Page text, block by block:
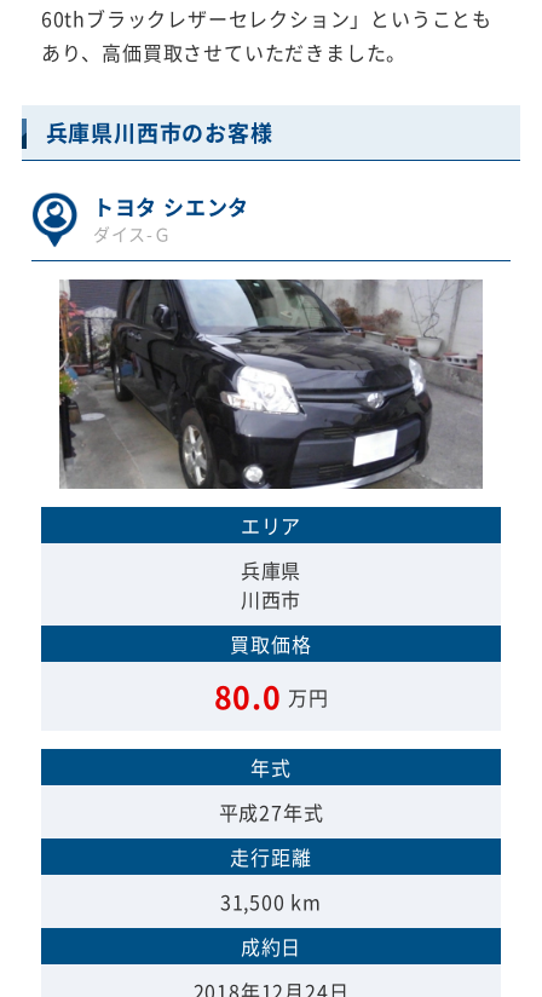
60thブラックレザーセレクション」ということも
あり、高価買取させていただきました。
兵庫県川西市のお客様
トヨタ シエンタ
ダイス-Ｇ
エリア
兵庫県
川西市
買取価格
80.0 万円
年式
平成27年式
走行距離
31,500 km
成約日
2018年12月24日